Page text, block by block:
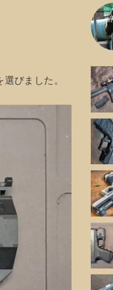
びました。